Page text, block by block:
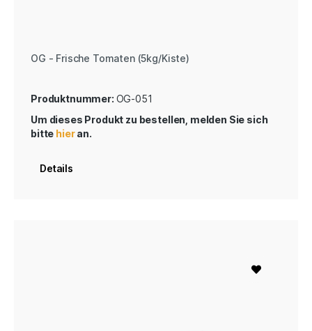
OG - Frische Tomaten (5kg/Kiste)
Produktnummer: OG-051
Um dieses Produkt zu bestellen, melden Sie sich
bitte hieran.
Details